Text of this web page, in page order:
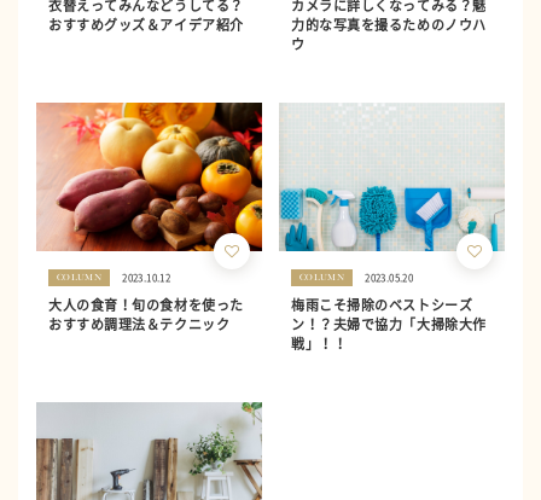
衣替えってみんなどうしてる？
おすすめグッズ＆アイデア紹介
カメラに詳しくなってみる？魅
力的な写真を撮るためのノウハ
ウ
COLUMN 2023.10.12
大人の食育！旬の食材を使った
おすすめ調理法＆テクニック
COLUMN 2023.05.20
梅雨こそ掃除のベストシーズ
ン！？夫婦で協力「大掃除大作
戦」！！